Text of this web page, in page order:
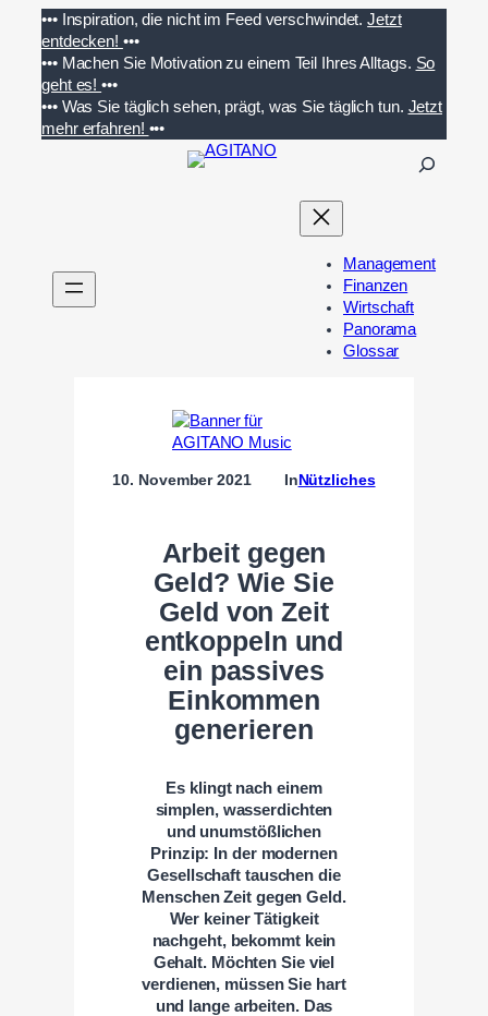
Inhalt
springen
••• Inspiration, die nicht im Feed verschwindet. Jetzt
entdecken! •••
••• Machen Sie Motivation zu einem Teil Ihres Alltags. So
geht es!•••
••• Was Sie täglich sehen, prägt, was Sie täglich tun. Jetzt
mehr erfahren! •••
n
Management
Finanzen
Wirtschaft
Panorama
Glossar
10. November 2021 InNützliches
Arbeit gegen
Geld? Wie Sie
Geld von Zeit
entkoppeln und
ein passives
Einkommen
generieren
Es klingt nach einem
simplen, wasserdichten
und unumstößlichen
Prinzip: In der modernen
Gesellschaft tauschen die
Menschen Zeit gegen Geld.
Wer keiner Tätigkeit
nachgeht, bekommt kein
Gehalt. Möchten Sie viel
verdienen, müssen Sie hart
und lange arbeiten. Das